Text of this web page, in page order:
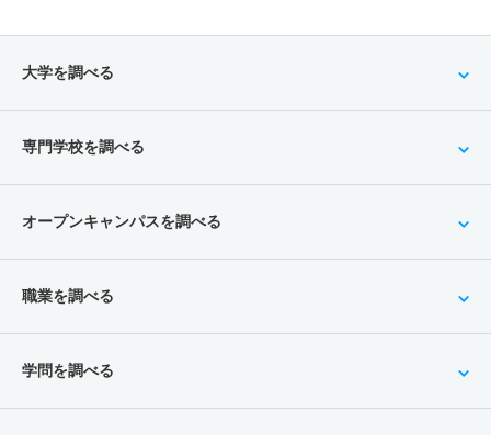
大学を調べる
専門学校を調べる
オープンキャンパスを調べる
職業を調べる
学問を調べる